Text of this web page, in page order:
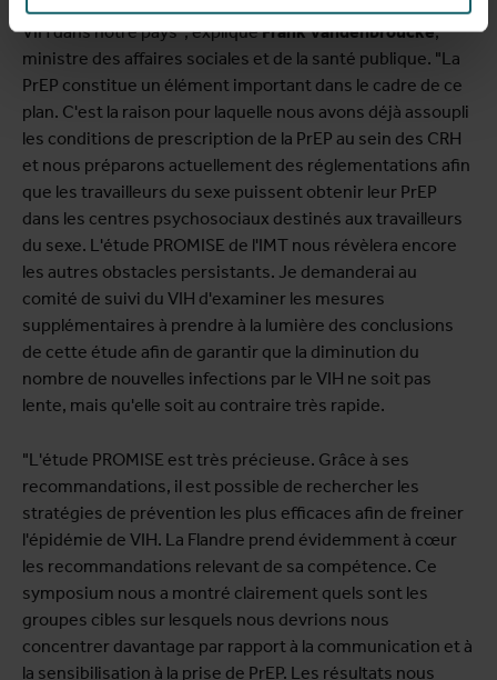
VIH dans notre pays", expliqueFrank Vandenbroucke,
ministre des affaires sociales et de la santé publique. "La
PrEP constitue un élément important dans le cadre de ce
plan. C'est la raison pour laquelle nous avons déjà assoupli
les conditions de prescription de la PrEP au sein des CRH
et nous préparons actuellement des réglementations afin
que les travailleurs du sexe puissent obtenir leur PrEP
dans les centres psychosociaux destinés aux travailleurs
du sexe. L'étude PROMISE de l'IMT nous révèlera encore
les autres obstacles persistants. Je demanderai au
comité de suivi du VIH d'examiner les mesures
supplémentaires à prendre à la lumière des conclusions
de cette étude afin de garantir que la diminution du
nombre de nouvelles infections par le VIH ne soit pas
lente, mais qu'elle soit au contraire très rapide.
"L'étude PROMISE est très précieuse. Grâce à ses
recommandations, il est possible de rechercher les
stratégies de prévention les plus efficaces afin de freiner
l'épidémie de VIH. La Flandre prend évidemment à cœur
les recommandations relevant de sa compétence. Ce
symposium nous a montré clairement quels sont les
groupes cibles sur lesquels nous devrions nous
concentrer davantage par rapport à la communication et à
la sensibilisation à la prise de PrEP. Les résultats nous